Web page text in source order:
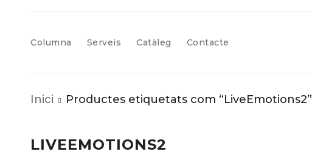
Columna Serveis Catàleg Contacte
Inici Productes etiquetats com “LiveEmotions2”
LIVEEMOTIONS2